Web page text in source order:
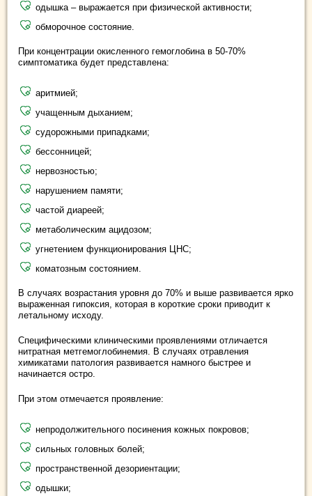
одышка – выражается при физической активности;
обморочное состояние.
При концентрации окисленного гемоглобина в 50-70%
симптоматика будет представлена:
аритмией;
учащенным дыханием;
судорожными припадками;
бессонницей;
нервозностью;
нарушением памяти;
частой диареей;
метаболическим ацидозом;
угнетением функционирования ЦНС;
коматозным состоянием.
В случаях возрастания уровня до 70% и выше развивается ярко
выраженная гипоксия, которая в короткие сроки приводит к
летальному исходу.
Специфическими клиническими проявлениями отличается
нитратная метгемоглобинемия. В случаях отравления
химикатами патология развивается намного быстрее и
начинается остро.
При этом отмечается проявление:
непродолжительного посинения кожных покровов;
сильных головных болей;
пространственной дезориентации;
одышки;